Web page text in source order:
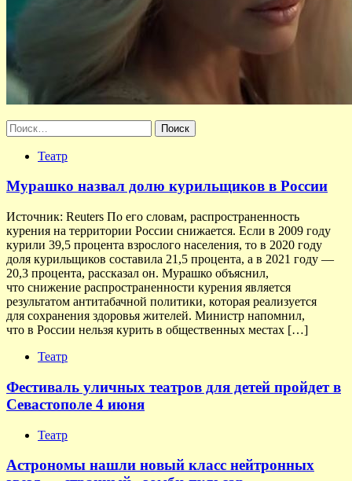
Найти:
Театр
Мурашко назвал долю курильщиков в России
Источник: Reuters По его словам, распространенность
курения на территории России снижается. Если в 2009 году
курили 39,5 процента взрослого населения, то в 2020 году
доля курильщиков составила 21,5 процента, а в 2021 году —
20,3 процента, рассказал он. Мурашко объяснил,
что снижение распространенности курения является
результатом антитабачной политики, которая реализуется
для сохранения здоровья жителей. Министр напомнил,
что в России нельзя курить в общественных местах […]
Театр
Фестиваль уличных театров для детей пройдет в
Севастополе 4 июня
Театр
Астрономы нашли новый класс нейтронных